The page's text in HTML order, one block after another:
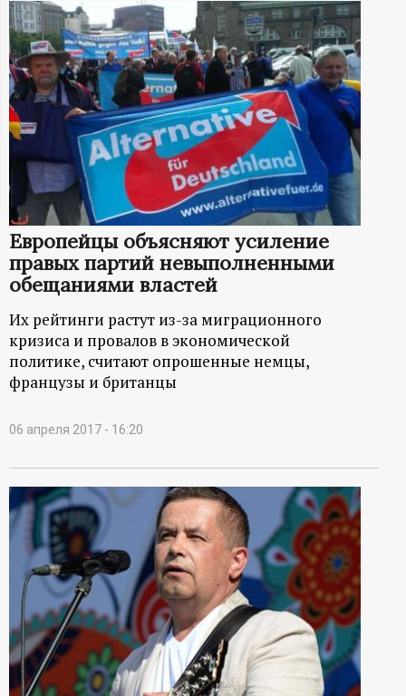
ф
о
р
м
а
ц
и
о
н
й
п
о
р
т
Европейцы объясняют усиление
правых партий невыполненными
обещаниями властей
Их рейтинги растут из-за миграционного
кризиса и провалов в экономической
политике, считают опрошенные немцы,
французы и британцы
06 апреля 2017 - 16:20